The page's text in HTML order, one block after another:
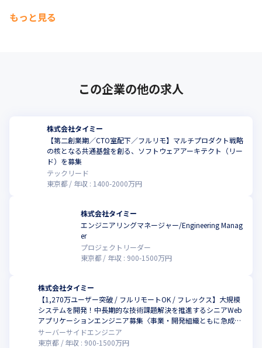
かに」する挑戦を続けていきます。
もっと見る
この企業の他の求人
株式会社タイミー
【第二創業期／CTO室配下／フルリモ】マルチプロダクト戦略
の核となる共通基盤を創る、ソフトウェアアーキテクト（リー
ド）を募集
テックリード
東京都
年収 : 1400-2000万円
株式会社タイミー
エンジニアリングマネージャー/Engineering Manag
er
プロジェクトリーダー
東京都
年収 : 900-1500万円
株式会社タイミー
【1,270万ユーザー突破 / フルリモートOK / フレックス】大規模
システムを開発！中長期的な技術課題解決を推進するシニアWeb
アプリケーションエンジニア募集〈事業・開発組織ともに急成長
中〉
サーバーサイドエンジニア
東京都
年収 : 900-1500万円